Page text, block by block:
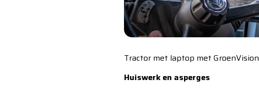
Tractor met laptop met GroenVision
Huiswerk en asperges